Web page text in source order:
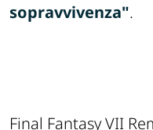
sopravvivenza".
Final Fantasy VII